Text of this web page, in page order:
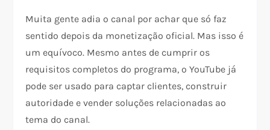
Muita gente adia o canal por achar que só faz
sentido depois da monetização oficial. Mas isso é
um equívoco. Mesmo antes de cumprir os
requisitos completos do programa, o YouTube já
pode ser usado para captar clientes, construir
autoridade e vender soluções relacionadas ao
tema do canal.